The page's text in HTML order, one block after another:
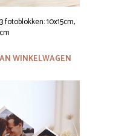
fotoblokken: 10x15cm,
WINKELWAGEN